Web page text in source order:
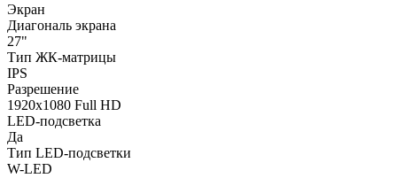
Экран
Диагональ экрана
27"
Тип ЖК-матрицы
IPS
Разрешение
1920x1080 Full HD
LED-подсветка
Да
Тип LED-подсветки
W-LED